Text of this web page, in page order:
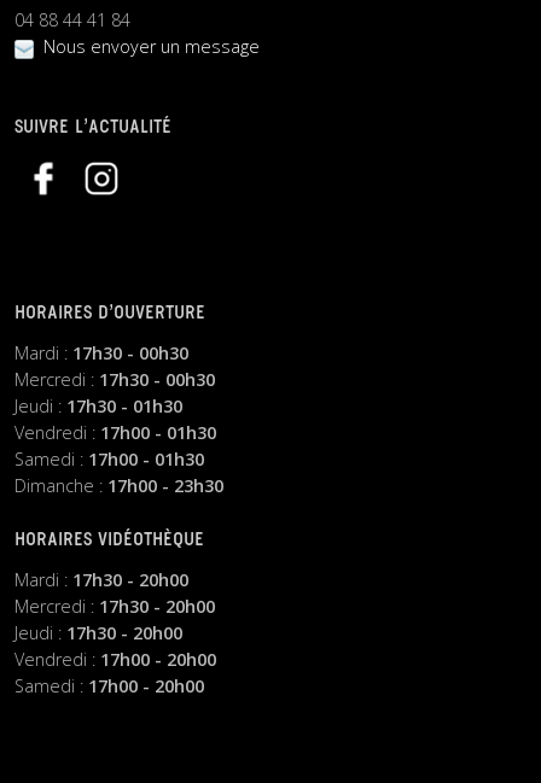
04 88 44 41 84
Nous envoyer un message
SUIVRE L’ACTUALITÉ
HORAIRES D’OUVERTURE
Mardi : 17h30 - 00h30
Mercredi : 17h30 - 00h30
Jeudi : 17h30 - 01h30
Vendredi : 17h00 - 01h30
Samedi : 17h00 - 01h30
Dimanche : 17h00 - 23h30
HORAIRES VIDÉOTHÈQUE
Mardi : 17h30 - 20h00
Mercredi : 17h30 - 20h00
Jeudi : 17h30 - 20h00
Vendredi : 17h00 - 20h00
Samedi : 17h00 - 20h00